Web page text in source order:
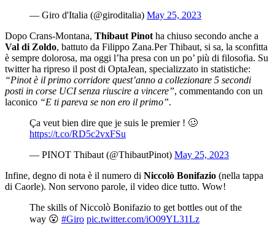
— Giro d'Italia (@giroditalia) May 25, 2023
Dopo Crans-Montana, Thibaut Pinotha chiuso secondo anche a
Val di Zoldo, battuto da Filippo Zana.Per Thibaut, si sa, la sconfitta
è sempre dolorosa, ma oggi l’ha presa con un po’ più di filosofia. Su
twitter ha ripreso il post di OptaJean, specializzato in statistiche:
“Pinot è il primo corridore quest’anno a collezionare 5 secondi
posti in corse UCI senza riuscire a vincere”, commentando con un
laconico “E ti pareva se non ero il primo”.
Ça veut bien dire que je suis le premier ! 🥴
https://t.co/RD5c2vxFSu
— PINOT Thibaut (@ThibautPinot) May 25, 2023
Infine, degno di nota è il numero di Niccolò Bonifazio (nella tappa
di Caorle). Non servono parole, il video dice tutto. Wow!
The skills of Niccolò Bonifazio to get bottles out of the
way 😮 #Giro pic.twitter.com/iO09YL31Lz